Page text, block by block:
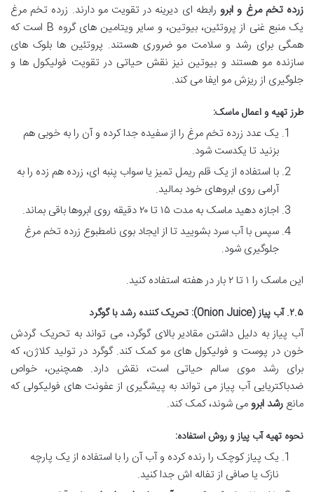
زرده تخم مرغ و ابرو رابطه ای دیرینه در تقویت مو دارند. زرده تخم مرغ
یک منبع غنی از پروتئین، بیوتین، و سایر ویتامین های گروه B است که
همگی برای رشد و سلامت مو ضروری هستند. پروتئین ها بلوک های
سازنده مو هستند و بیوتین نیز نقش حیاتی در تقویت فولیکول ها و
جلوگیری از ریزش مو ایفا می کند.
طرز تهیه و اعمال ماسک:
یک عدد زرده تخم مرغ را از سفیده جدا کرده و آن را به خوبی هم
بزنید تا یکدست شود.
با استفاده از یک قلم ریمل تمیز یا سواب پنبه ای، زرده هم زده را به
آرامی روی ابروهای خود بمالید.
اجازه دهید ماسک به مدت ۱۵ تا ۲۰ دقیقه روی ابروها باقی بماند.
سپس با آب سرد بشویید تا از ایجاد بوی نامطبوع زرده تخم مرغ
جلوگیری شود.
این ماسک را ۱ تا ۲ بار در هفته استفاده کنید.
۲.۵. آب پیاز (Onion Juice): تحریک کننده رشد با گوگرد
آب پیاز به دلیل داشتن مقادیر بالای گوگرد، می تواند به تحریک گردش
خون در پوست و فولیکول های مو کمک کند. گوگرد در تولید کلاژن، که
برای رشد موی سالم حیاتی است، نقش دارد. همچنین، خواص
ضدباکتریایی آب پیاز می تواند به پیشگیری از عفونت های فولیکولی که
مانع رشد ابرو می شوند، کمک کند.
نحوه تهیه آب پیاز و روش استفاده:
یک پیاز کوچک را رنده کرده و آب آن را با استفاده از یک پارچه
نازک یا صافی از تفاله اش جدا کنید.